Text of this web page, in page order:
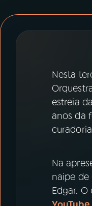
ACOMPANHE A RÁDIO
InstagramNesta
estreia
anos da
Na
naipe de
Edgar.